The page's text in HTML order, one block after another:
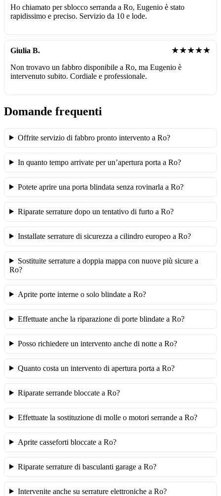
Ho chiamato per sblocco serranda a Ro, Eugenio è stato
rapidissimo e preciso. Servizio da 10 e lode.
Giulia B. ★★★★★
Non trovavo un fabbro disponibile a Ro, ma Eugenio è
intervenuto subito. Cordiale e professionale.
Domande frequenti
Offrite servizio di fabbro pronto intervento a Ro?
In quanto tempo arrivate per un’apertura porta a Ro?
Potete aprire una porta blindata senza rovinarla a Ro?
Riparate serrature dopo un tentativo di furto a Ro?
Installate serrature di sicurezza a cilindro europeo a Ro?
Sostituite serrature a doppia mappa con nuove più sicure a
Ro?
Aprite porte interne o solo blindate a Ro?
Effettuate anche la riparazione di porte blindate a Ro?
Posso richiedere un intervento anche di notte a Ro?
Quanto costa un intervento di apertura porta a Ro?
Riparate serrande bloccate a Ro?
Effettuate la sostituzione di molle o motori serrande a Ro?
Aprite casseforti bloccate a Ro?
Riparate serrature di basculanti garage a Ro?
Intervenite anche su serrature elettroniche a Ro?